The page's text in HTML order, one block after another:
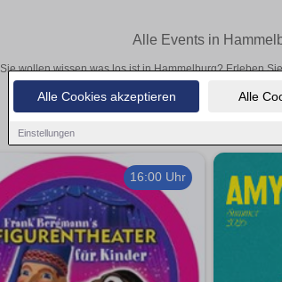
Alle Cookies akzeptieren Alle
Einstellungen
Alle Events in
Sie wollen wissen was los ist in Hammelburg? Erleben
Theateraufführungen oder aufregende
16:00 Uhr